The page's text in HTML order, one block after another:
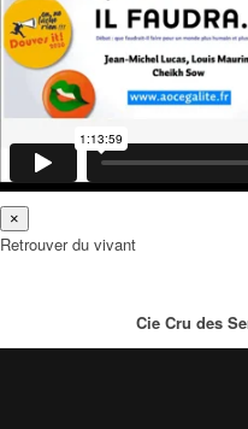
×
Retrouver du vivant
Cie Cru des